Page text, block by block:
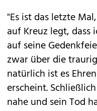
"Es ist das letzte
auf Kreuz legt, dass
auf seine
zwar über die
natürlich ist es
erscheint.
nahe und sein Tod